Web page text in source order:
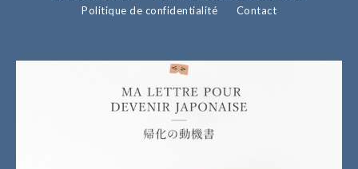
Politique de confidentialité
Contact